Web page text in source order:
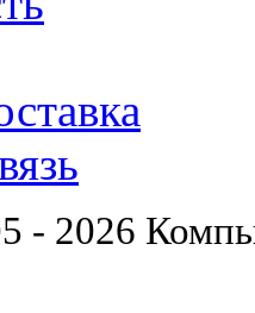
- 2026